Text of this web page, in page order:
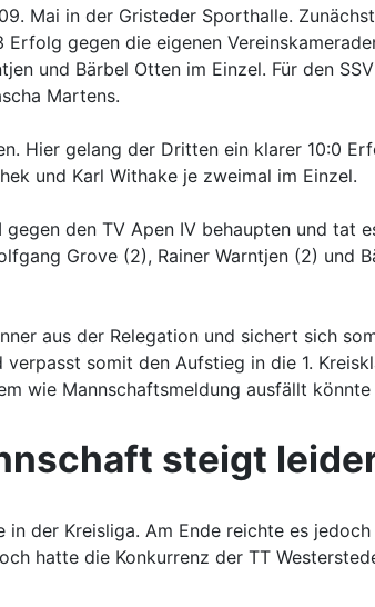
Mai in der Gristeder Sporthalle.
gegen die eigenen
und Bärbel Otten im Einzel. Für den
Martens.
Hier gelang der Dritten ein klarer 10:0
und Karl Withake je zweimal im Einzel.
den TV Apen IV behaupten und tat
Grove (2), Rainer Warntjen (2) und
aus der Relegation und sichert sich
somit den Aufstieg in die 1.
wie Mannschaftsmeldung ausfällt
steigt
der Kreisliga. Am Ende reichte es
hatte die Konkurrenz der TT